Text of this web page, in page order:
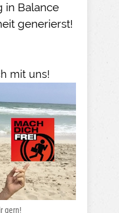
in Balance
generierst!
mit uns!
gern!